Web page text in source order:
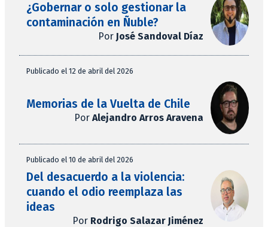
¿Gobernar o solo gestionar la
contaminación en Ñuble?
Por José Sandoval Díaz
Publicado el 12 de abril del 2026
Memorias de la Vuelta de Chile
Por Alejandro Arros Aravena
Publicado el 10 de abril del 2026
Del desacuerdo a la violencia:
cuando el odio reemplaza las
ideas
Por Rodrigo Salazar Jiménez